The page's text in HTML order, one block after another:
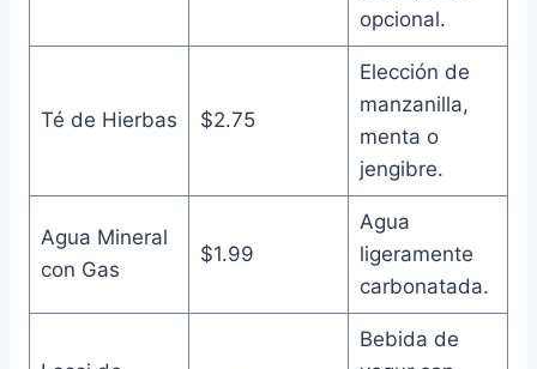
opcional.
Té de Hierbas $2.75
Elección de
manzanilla,
menta o
jengibre.
Agua Mineral
con Gas
$1.99
Agua
ligeramente
carbonatada.
Bebida de